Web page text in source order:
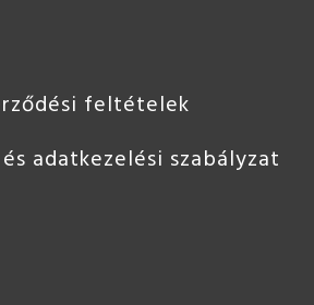
feltételek
adatkezelési szabályzat